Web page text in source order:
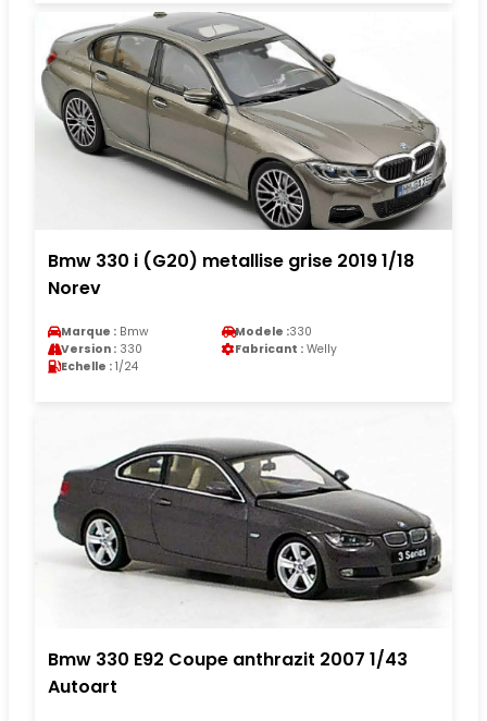
Bmw 330 i (G20) metallise grise 2019 1/18
Norev
Marque : Bmw Modele :330
Version : 330 Fabricant : Welly
Echelle : 1/24
Bmw 330 E92 Coupe anthrazit 2007 1/43
Autoart